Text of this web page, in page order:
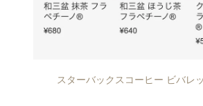
スターバックスコーヒー ビバレ